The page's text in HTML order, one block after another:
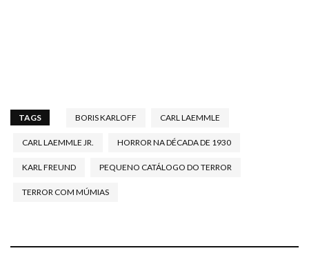
TAGS BORIS KARLOFF CARL LAEMMLE
CARL LAEMMLE JR. HORROR NA DÉCADA DE 1930
KARL FREUND PEQUENO CATÁLOGO DO TERROR
TERROR COM MÚMIAS